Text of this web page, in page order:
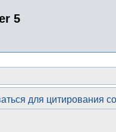
5
для цитирования